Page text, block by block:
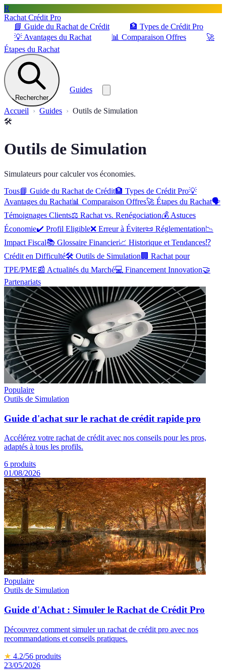
R
Rachat Crédit Pro
📘 Guide du Rachat de Crédit 🏦 Types de Crédit Pro
💡 Avantages du Rachat 📊 Comparaison Offres
🚀
Étapes du Rachat
Rechercher
Guides
Accueil Guides
Outils de Simulation
🛠️
Outils de Simulation
Simulateurs pour calculer vos économies.
Tous📘 Guide du Rachat de Crédit🏦 Types de Crédit Pro💡
Avantages du Rachat📊 Comparaison Offres🚀 Étapes du Rachat🗣️
Témoignages Clients⚖️ Rachat vs. Renégociation💰 Astuces
Économie✔️ Profil Eligible❌ Erreur à Éviter📜 Réglementation📉
Impact Fiscal📚 Glossaire Financier📈 Historique et Tendances⁉️
Crédit en Difficulté🛠️ Outils de Simulation 🏢 Rachat pour
TPE/PME📰 Actualités du Marché💻 Financement Innovation🤝
Partenariats
Populaire
Outils de Simulation
Guide d'achat sur le rachat de crédit rapide pro
Accélérez votre rachat de crédit avec nos conseils pour les pros,
adaptés à tous les profils.
6 produits
01/08/2026
Populaire
Outils de Simulation
Guide d'Achat : Simuler le Rachat de Crédit Pro
Découvrez comment simuler un rachat de crédit pro avec nos
recommandations et conseils pratiques.
★ 4.2/56 produits
23/05/2026